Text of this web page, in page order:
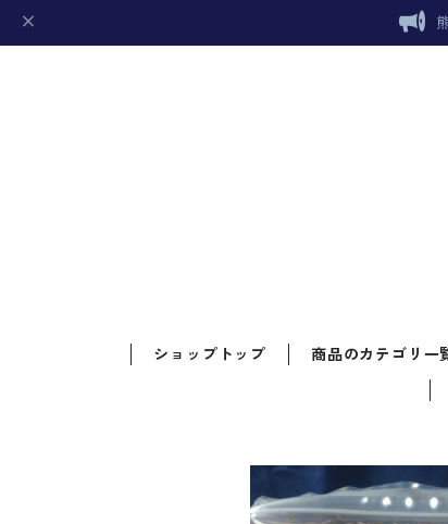
ショップトップ 商品のカテゴリ一